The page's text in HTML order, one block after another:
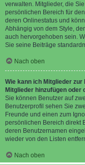
verwalten. Mitglieder, die
persönlichen Bereich für
deren Onlinestatus und
Abhängig von dem Style,
auch hervorgehoben sein.
Sie seine Beiträge
Nach oben
Wie kann ich Mitglieder
Mitglieder hinzufügen oder
Sie können Benutzer auf
Benutzerprofil sehen Sie
Freunde und einen zum
persönlichen Bereich direkt
deren Benutzernamen
wieder von den Listen
Nach oben